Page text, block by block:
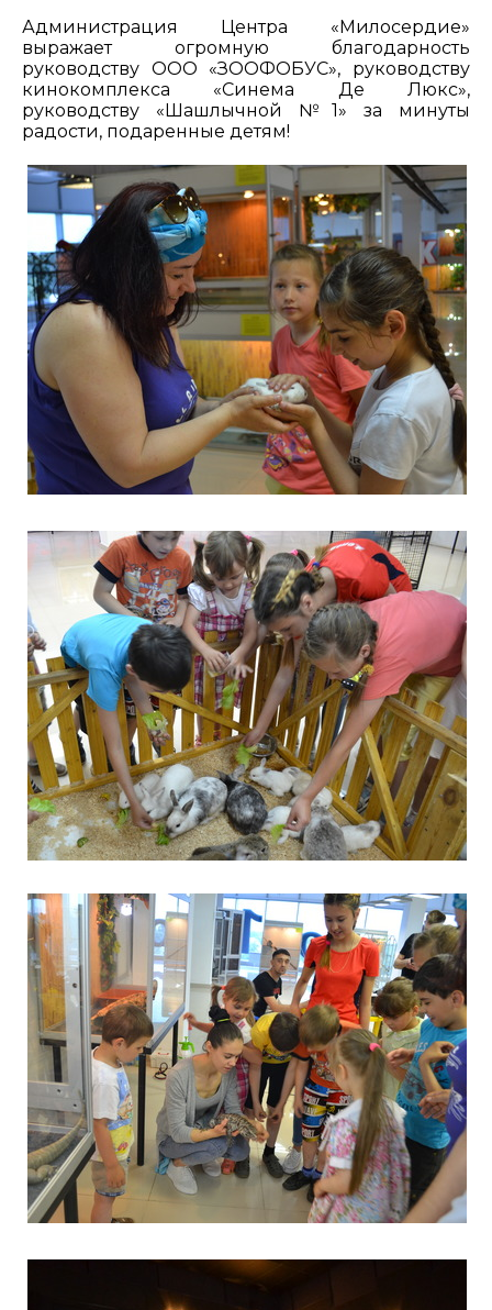
Администрация Центра «Милосердие»
выражает огромную благодарность
руководству ООО «ЗООФОБУС», руководству
кинокомплекса «Синема Де Люкс»,
руководству «Шашлычной №1» за минуты
радости, подаренные детям!